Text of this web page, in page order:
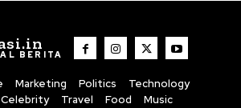
BERITA
Marketing Politics
Technology
Celebrity Travel Food Music